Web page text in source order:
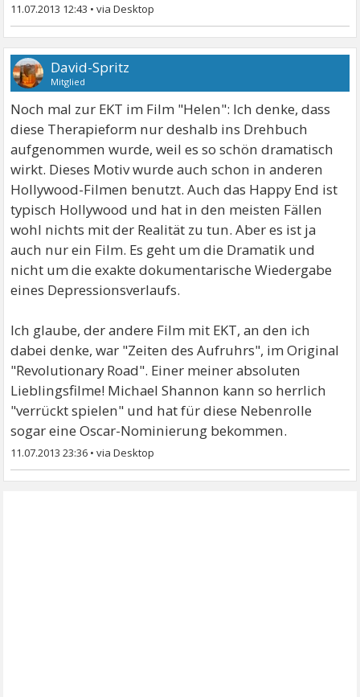
11.07.2013 12:43 •
David-Spritz
Mitglied
Noch mal zur EKT im Film "Helen": Ich denke, dass
diese Therapieform nur deshalb ins Drehbuch
aufgenommen wurde, weil es so schön dramatisch
wirkt. Dieses Motiv wurde auch schon in anderen
Hollywood-Filmen benutzt. Auch das Happy End ist
typisch Hollywood und hat in den meisten Fällen
wohl nichts mit der Realität zu tun. Aber es ist ja
auch nur ein Film. Es geht um die Dramatik und
nicht um die exakte dokumentarische Wiedergabe
eines Depressionsverlaufs.
Ich glaube, der andere Film mit EKT, an den ich
dabei denke, war "Zeiten des Aufruhrs", im Original
"Revolutionary Road". Einer meiner absoluten
Lieblingsfilme! Michael Shannon kann so herrlich
"verrückt spielen" und hat für diese Nebenrolle
sogar eine Oscar-Nominierung bekommen.
11.07.2013 23:36 •